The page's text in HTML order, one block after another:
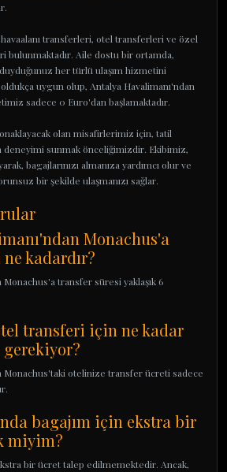
transferleri, otel transferleri ve özel
bulunmaktadır. Aile dostu bir ortamda,
her türlü ulaşım hizmetini
uygun olup, Antalya Havalimanı'ndan
sadece 0 Euro'dan başlamaktadır.
olan misafirlerimiz için, tatil
deneyimi sunmak önceliğimizdir. Ekibimiz,
bagajlarınızı almanıza yardımcı olur ve
bir şekilde ulaşmanızı sağlar.
Monachus'a
kadardır?
Monachus'a transfer süresi yaklaşık 6
transferi için ne kadar
Monachus'taki otelinize transfer ücreti sadece
bagajım için ekstra bir
miyim?
bir ücret talep edilmemektedir. Ancak,